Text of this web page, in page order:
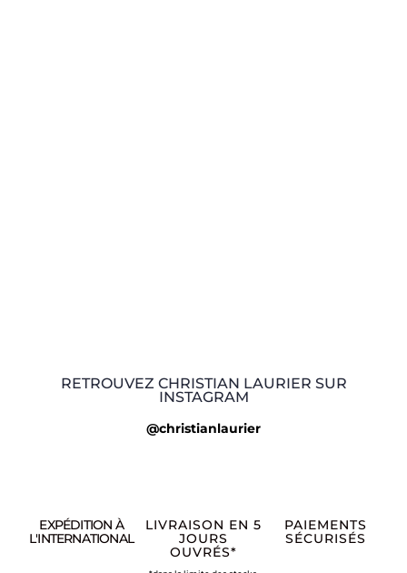
RETROUVEZ CHRISTIAN LAURIER SUR
INSTAGRAM
@christianlaurier
EXPÉDITION À
L'INTERNATIONAL
LIVRAISON EN 5
JOURS
OUVRÉS*
PAIEMENTS
SÉCURISÉS